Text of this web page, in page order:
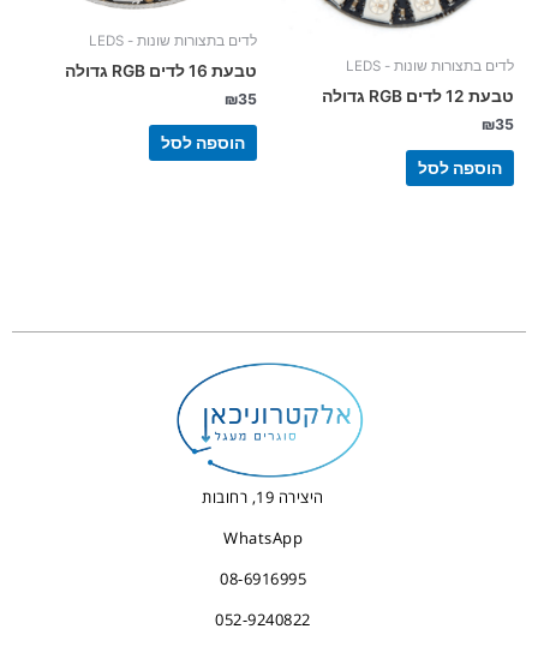
לדים בתצורות שונות - LEDS
טבעת 12 לדים RGB גדולה
₪35
הוספה לסל
לדים בתצורות שונות - LEDS
טבעת 16 לדים RGB גדולה
₪35
הוספה לסל
היצירה 19, רחובות
WhatsApp
08-6916995
052-9240822